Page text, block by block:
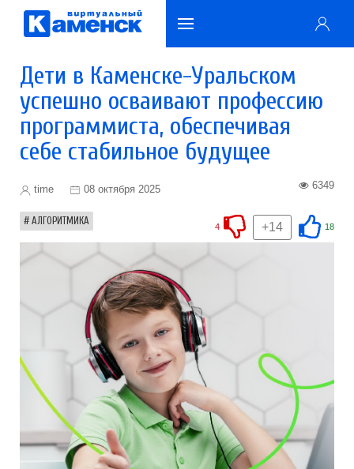
Дети в Каменске-Уральском
успешно осваивают профессию
программиста, обеспечивая
себе стабильное будущее
time 08 октября 2025 6349
АЛГОРИТМИКА 18
+14
4